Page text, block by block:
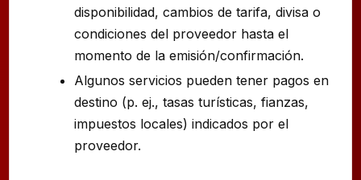
disponibilidad, cambios de tarifa, divisa o
condiciones del proveedor hasta el
momento de la emisión/confirmación.
Algunos servicios pueden tener pagos en
destino (p. ej., tasas turísticas, fianzas,
impuestos locales) indicados por el
proveedor.